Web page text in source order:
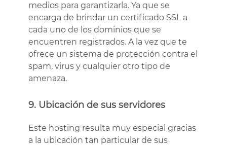
medios para garantizarla. Ya que se
encarga de brindar un certificado SSL a
cada uno de los dominios que se
encuentren registrados. A la vez que te
ofrece un sistema de protección contra el
spam, virus y cualquier otro tipo de
amenaza.
9. Ubicación de sus servidores
Este hosting resulta muy especial gracias
a la ubicación tan particular de sus